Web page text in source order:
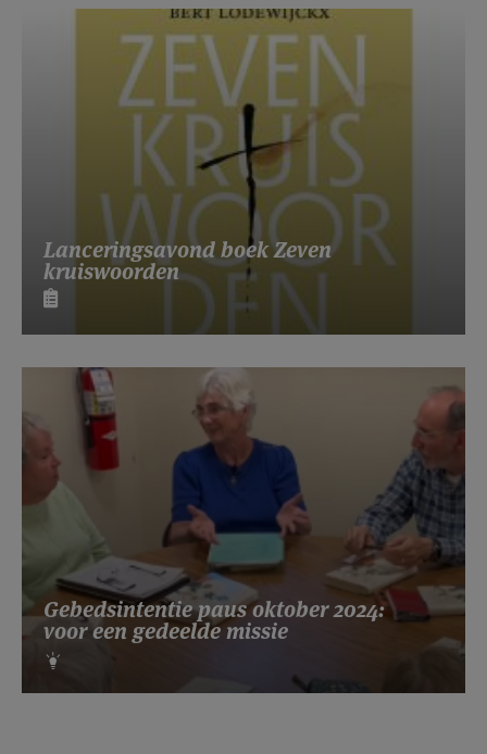
Lanceringsavond boek Zeven
kruiswoorden
Gebedsintentie paus oktober 2024:
voor een gedeelde missie